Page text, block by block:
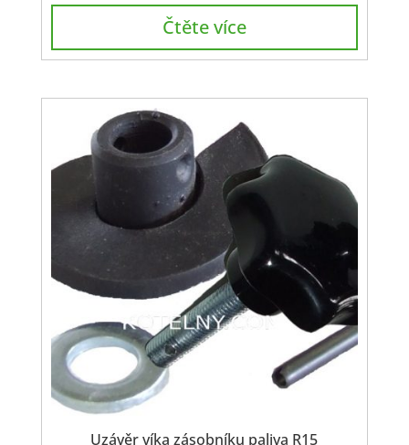
Čtěte více
Uzávěr víka zásobníku paliva R15